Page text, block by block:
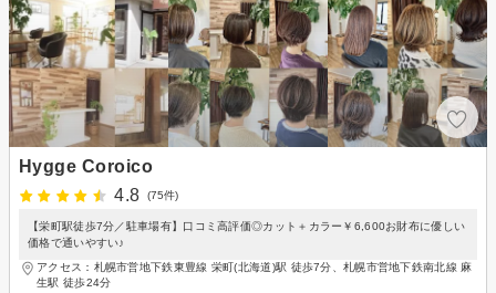
Hygge Coroico
4.8
(75件)
【栄町駅徒歩7分／駐車場有】口コミ高評価◎カット＋カラー￥6,600お財布に優しい
価格で通いやすい♪
アクセス：札幌市営地下鉄東豊線 栄町(北海道)駅 徒歩7分、札幌市営地下鉄南北線 麻
生駅 徒歩24分